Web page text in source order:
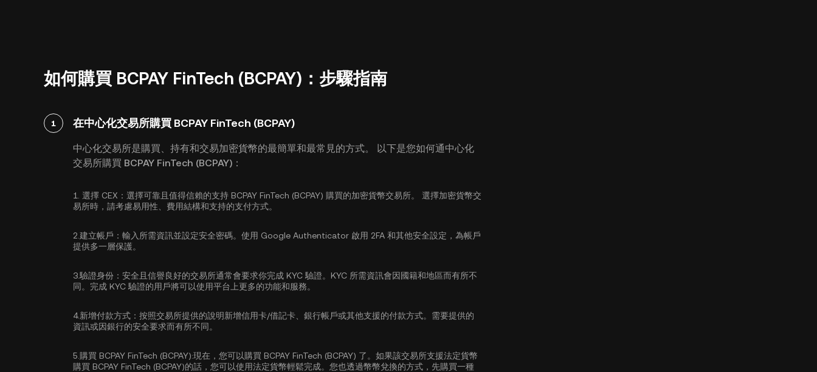
如何購買 BCPAY FinTech (BCPAY)：步驟指南
1 在中心化交易所購買 BCPAY FinTech (BCPAY)
中心化交易所是購買、持有和交易加密貨幣的最簡單和最常見的方式。 以下是您如何通中心化
交易所購買 BCPAY FinTech (BCPAY)：
1. 選擇 CEX： 選擇可靠且值得信賴的支持 BCPAY FinTech (BCPAY) 購買的加密貨幣交易所。 選擇加密貨幣交
易所時，請考慮易用性、費用結構和支持的支付方式。
2. 建立帳戶： 輸入所需資訊並設定安全密碼。使用 Google Authenticator 啟用 2FA 和其他安全設定，為帳戶
提供多一層保護。
3.驗證身份： 安全且信譽良好的交易所通常會要求你完成 KYC 驗證。KYC 所需資訊會因國籍和地區而有所不
同。完成 KYC 驗證的用戶將可以使用平台上更多的功能和服務。
4.新增付款方式： 按照交易所提供的說明新增信用卡/借記卡、銀行帳戶或其他支援的付款方式。需要提供的
資訊或因銀行的安全要求而有所不同。
5. 購買 BCPAY FinTech (BCPAY):現在，您可以購買 BCPAY FinTech (BCPAY) 了。如果該交易所支援法定貨幣
購買 BCPAY FinTech (BCPAY)的話，您可以使用法定貨幣輕鬆完成。您也透過幣幣兌換的方式，先購買一種